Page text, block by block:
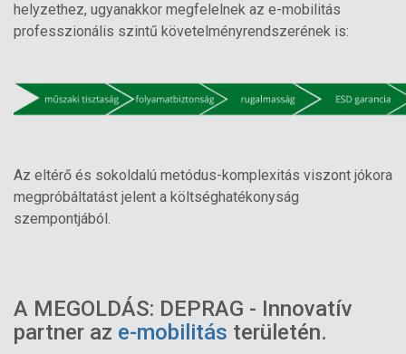
helyzethez, ugyanakkor megfelelnek az e-mobilitás
professzionális szintű követelményrendszerének is:
Az eltérő és sokoldalú metódus-komplexitás viszont jókora
megpróbáltatást jelent a költséghatékonyság
szempontjából.
A MEGOLDÁS: DEPRAG - Innovatív
partner az e-mobilitás területén.